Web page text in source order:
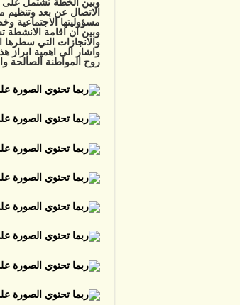
الاتصال عن بعد
مسؤوليتها
وبين ان اقامة الانشطة
والانجازات التي سطرها
واشار الى اهمية ابراز
روح المواطنة الصالحة